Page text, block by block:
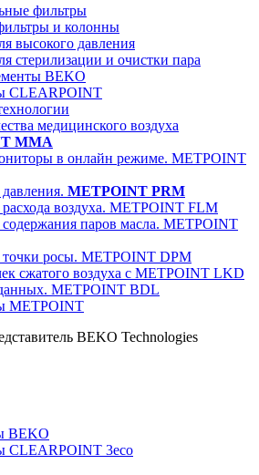
фильтры
и колонны
высокого давления
стерилизации и очистки пара
BEKO
CLEARPOINT
медицинского воздуха
MMA
в онлайн режиме. METPOINT
METPOINT PRM
воздуха. METPOINT FLM
паров масла. METPOINT
росы. METPOINT DPM
сжатого воздуха с METPOINT LKD
METPOINT BDL
METPOINT
BEKO Technologies
BEKO
CLEARPOINT 3eco